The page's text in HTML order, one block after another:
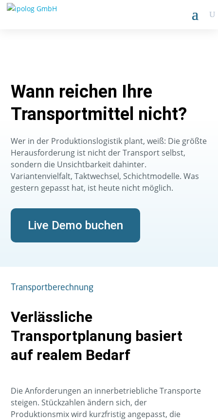
Wann reichen Ihre
Transportmittel nicht?
Wer in der Produktionslogistik plant, weiß: Die größte
Herausforderung ist nicht der Transport selbst,
sondern die Unsichtbarkeit dahinter.
Variantenvielfalt, Taktwechsel, Schichtmodelle. Was
gestern gepasst hat, ist heute nicht möglich.
Live Demo buchen
Transportberechnung
Verlässliche
Transportplanung basiert
auf realem Bedarf
Die Anforderungen an innerbetriebliche Transporte
steigen. Stückzahlen ändern sich, der
Produktionsmix wird kurzfristig angepasst, die